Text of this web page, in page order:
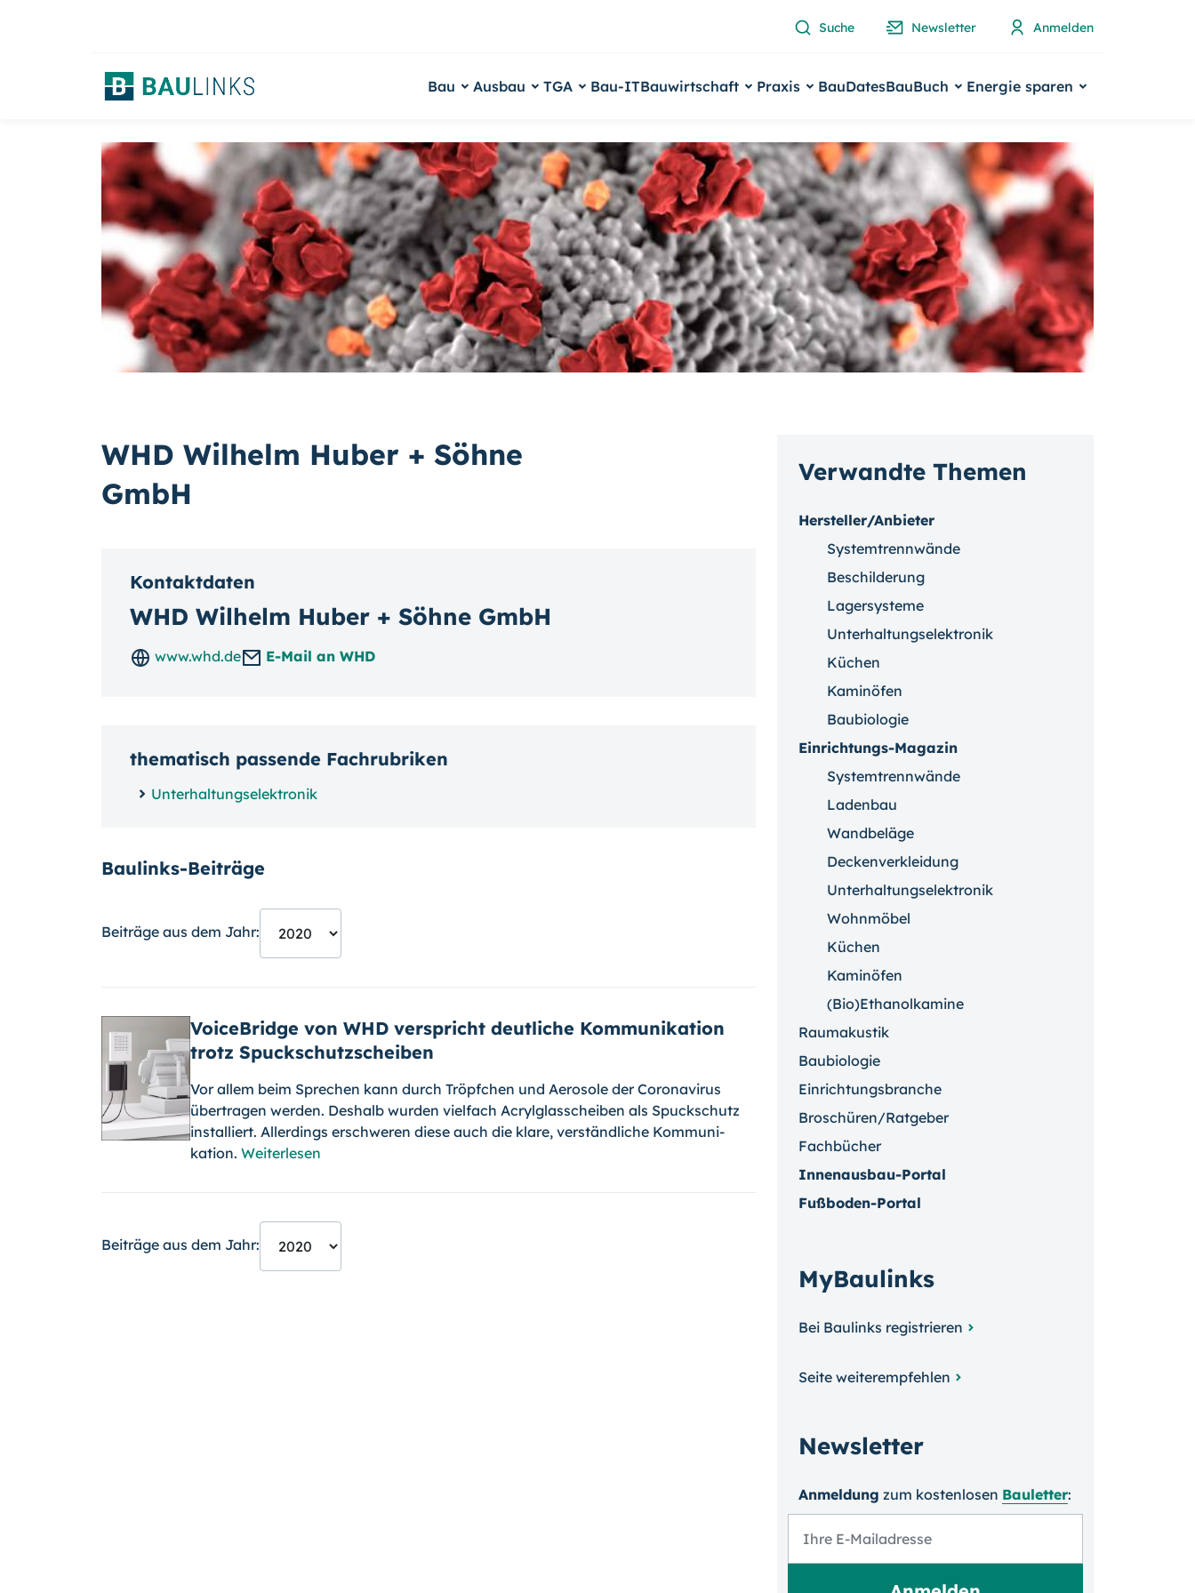
Suche Newsletter Anmelden
Bau Ausbau TGA Bau-ITBauwirtschaft Praxis BauDatesBauBuch Energie sparen
WHD Wilhelm Huber + Söhne
GmbH
Kontaktdaten
WHD Wilhelm Huber + Söhne GmbH
www.whd.de E-Mail an WHD
thematisch passende Fachrubriken
Unterhaltungselektronik
Baulinks-Beiträge
Beiträge aus dem Jahr:
VoiceBridge von WHD verspricht deutliche Kommunikation
trotz Spuckschutzscheiben
Vor allem beim Sprechen kann durch Tröpfchen und Aerosole der Coro­na­vi­rus
übertragen werden. Deshalb wurden vielfach Acrylglasscheiben als Spuck­schutz
installiert. Allerdings erschweren diese auch die klare, ver­ständ­liche Kom­mu­ni­
kation. Weiterlesen
Beiträge aus dem Jahr:
Verwandte Themen
Hersteller/Anbieter
Systemtrennwände
Beschilderung
Lagersysteme
Unterhaltungselektronik
Küchen
Kaminöfen
Baubiologie
Einrichtungs-Magazin
Systemtrennwände
Ladenbau
Wandbeläge
Deckenverkleidung
Unterhaltungselektronik
Wohnmöbel
Küchen
Kaminöfen
(Bio)Ethanolkamine
Raumakustik
Baubiologie
Einrichtungsbranche
Broschüren/Ratgeber
Fachbücher
Innenausbau-Portal
Fußboden-Portal
MyBaulinks
Bei Baulinks registrieren
Seite weiterempfehlen
Newsletter
Anmeldung zum kosten­losen Bauletter: